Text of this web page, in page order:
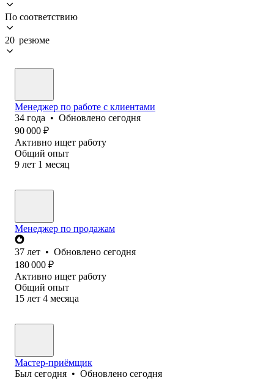
По соответствию
20 резюме
Менеджер по работе с клиентами
34 года • Обновлено сегодня
90 000 ₽
Активно ищет работу
Общий опыт
9 лет 1 месяц
Менеджер по продажам
37 лет • Обновлено сегодня
180 000 ₽
Активно ищет работу
Общий опыт
15 лет 4 месяца
Мастер-приёмщик
Был сегодня • Обновлено сегодня